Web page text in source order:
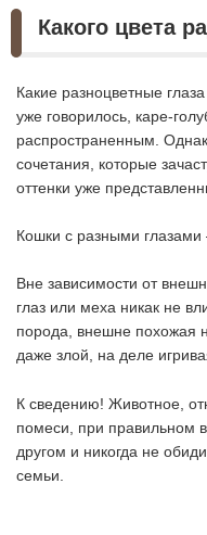
Какого цвета
Какие разноцветные
уже говорилось, каре-
распространенным.
сочетания, которые
оттенки уже
Кошки с разными
Вне зависимости от
глаз или меха никак не
порода, внешне похожая
даже злой, на деле
К сведению! Животное,
помеси, при правильном
другом и никогда не
семьи.